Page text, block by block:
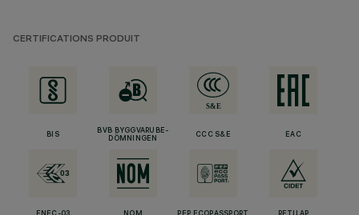
CERTIFICATIONS PRODUIT
BIS
BVB BYGGVARUBE-
DÖMNINGEN
CCC S&E EAC